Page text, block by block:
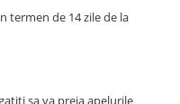
termen de 14 zile de la
sa va preia apelurile